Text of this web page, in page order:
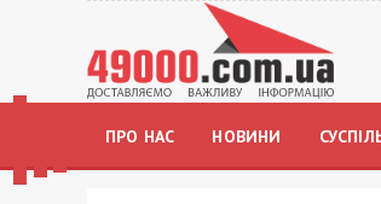
ПРО НАС НОВИНИ